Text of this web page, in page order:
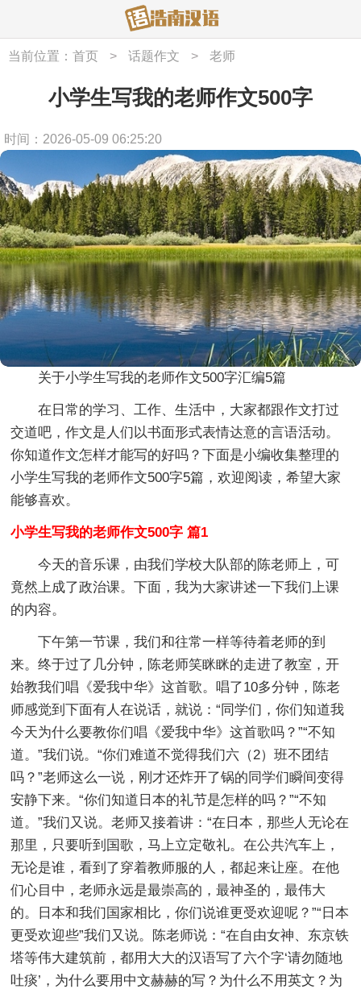
当前位置： 首页 > 话题作文 > 老师
小学生写我的老师作文500字
时间：2026-05-09 06:25:20
关于小学生写我的老师作文500字汇编5篇
在日常的学习、工作、生活中，大家都跟作文打过
交道吧，作文是人们以书面形式表情达意的言语活动。
你知道作文怎样才能写的好吗？下面是小编收集整理的
小学生写我的老师作文500字5篇，欢迎阅读，希望大家
能够喜欢。
小学生写我的老师作文500字 篇1
今天的音乐课，由我们学校大队部的陈老师上，可
竟然上成了政治课。下面，我为大家讲述一下我们上课
的内容。
下午第一节课，我们和往常一样等待着老师的到
来。终于过了几分钟，陈老师笑眯眯的走进了教室，开
始教我们唱《爱我中华》这首歌。唱了10多分钟，陈老
师感觉到下面有人在说话，就说：“同学们，你们知道我
今天为什么要教你们唱《爱我中华》这首歌吗？”“不知
道。”我们说。“你们难道不觉得我们六（2）班不团结
吗？”老师这么一说，刚才还炸开了锅的同学们瞬间变得
安静下来。“你们知道日本的礼节是怎样的吗？”“不知
道。”我们又说。老师又接着讲：“在日本，那些人无论在
那里，只要听到国歌，马上立定敬礼。在公共汽车上，
无论是谁，看到了穿着教师服的人，都起来让座。在他
们心目中，老师永远是最崇高的，最神圣的，最伟大
的。日本和我们国家相比，你们说谁更受欢迎呢？”“日本
更受欢迎些”我们又说。陈老师说：“在自由女神、东京铁
塔等伟大建筑前，都用大大的汉语写了六个字‘请勿随地
吐痰’，为什么要用中文赫赫的写？为什么不用英文？为